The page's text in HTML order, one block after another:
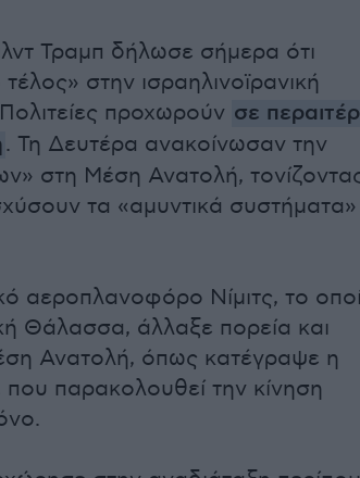
Τραμπ δήλωσε σήμερα ότι
στην ισραηλινοϊρανική
προχωρούν σε
. Τη Δευτέρα ανακοίνωσαν την
στη Μέση Ανατολή,
τα «αμυντικά συστήματα»
αεροπλανοφόρο Νίμιτς, το
Θάλασσα, άλλαξε πορεία και
Ανατολή, όπως κατέγραψε η
παρακολουθεί την κίνηση